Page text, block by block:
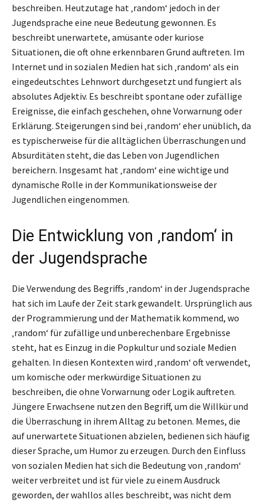
beschreiben. Heutzutage hat ‚random‘ jedoch in der
Jugendsprache eine neue Bedeutung gewonnen. Es
beschreibt unerwartete, amüsante oder kuriose
Situationen, die oft ohne erkennbaren Grund auftreten. Im
Internet und in sozialen Medien hat sich ‚random‘ als ein
eingedeutschtes Lehnwort durchgesetzt und fungiert als
absolutes Adjektiv. Es beschreibt spontane oder zufällige
Ereignisse, die einfach geschehen, ohne Vorwarnung oder
Erklärung. Steigerungen sind bei ‚random‘ eher unüblich, da
es typischerweise für die alltäglichen Überraschungen und
Absurditäten steht, die das Leben von Jugendlichen
bereichern. Insgesamt hat ‚random‘ eine wichtige und
dynamische Rolle in der Kommunikationsweise der
Jugendlichen eingenommen.
Die Entwicklung von ‚random‘ in
der Jugendsprache
Die Verwendung des Begriffs ‚random‘ in der Jugendsprache
hat sich im Laufe der Zeit stark gewandelt. Ursprünglich aus
der Programmierung und der Mathematik kommend, wo
‚random‘ für zufällige und unberechenbare Ergebnisse
steht, hat es Einzug in die Popkultur und soziale Medien
gehalten. In diesen Kontexten wird ‚random‘ oft verwendet,
um komische oder merkwürdige Situationen zu
beschreiben, die ohne Vorwarnung oder Logik auftreten.
Jüngere Erwachsene nutzen den Begriff, um die Willkür und
die Überraschung in ihrem Alltag zu betonen. Memes, die
auf unerwartete Situationen abzielen, bedienen sich häufig
dieser Sprache, um Humor zu erzeugen. Durch den Einfluss
von sozialen Medien hat sich die Bedeutung von ‚random‘
weiter verbreitet und ist für viele zu einem Ausdruck
geworden, der wahllos alles beschreibt, was nicht dem